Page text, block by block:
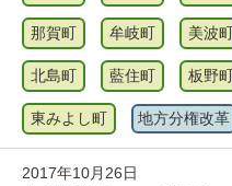
那賀町 牟岐町 美波
北島町 藍住町 板野
東みよし町 地方分権改革
2017年10月26日